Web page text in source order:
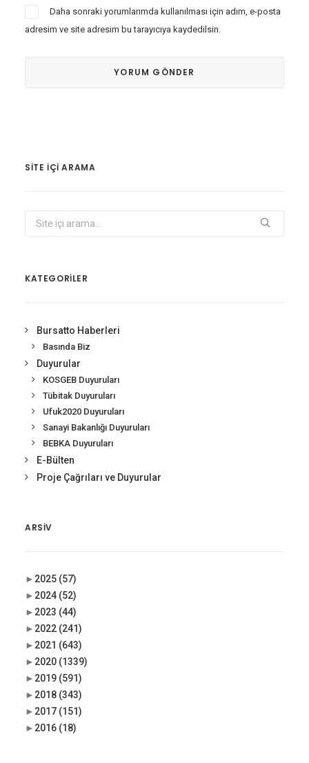
Daha sonraki yorumlarımda kullanılması için adım, e-posta
adresim ve site adresim bu tarayıcıya kaydedilsin.
SITE IÇI ARAMA
KATEGORİLER
Bursatto Haberleri
Basında Biz
Duyurular
KOSGEB Duyuruları
Tübitak Duyuruları
Ufuk2020 Duyuruları
Sanayi Bakanlığı Duyuruları
BEBKA Duyuruları
E-Bülten
Proje Çağrıları ve Duyurular
ARSIV
► 2025 (57)
► 2024 (52)
► 2023 (44)
► 2022 (241)
► 2021 (643)
► 2020 (1339)
► 2019 (591)
► 2018 (343)
► 2017 (151)
► 2016 (18)